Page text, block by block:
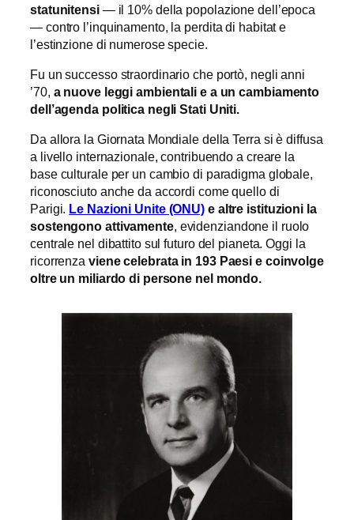
statunitensi — il 10% della popolazione dell’epoca
— contro l’inquinamento, la perdita di habitat e
l’estinzione di numerose specie.
Fu un successo straordinario che portò, negli anni
’70, a nuove leggi ambientali e a un cambiamento
dell’agenda politica negli Stati Uniti.
Da allora la Giornata Mondiale della Terra si è diffusa
a livello internazionale, contribuendo a creare la
base culturale per un cambio di paradigma globale,
riconosciuto anche da accordi come quello di
Parigi. Le Nazioni Unite (ONU) e altre istituzioni la
sostengono attivamente, evidenziandone il ruolo
centrale nel dibattito sul futuro del pianeta. Oggi la
ricorrenza viene celebrata in 193 Paesi e coinvolge
oltre un miliardo di persone nel mondo.